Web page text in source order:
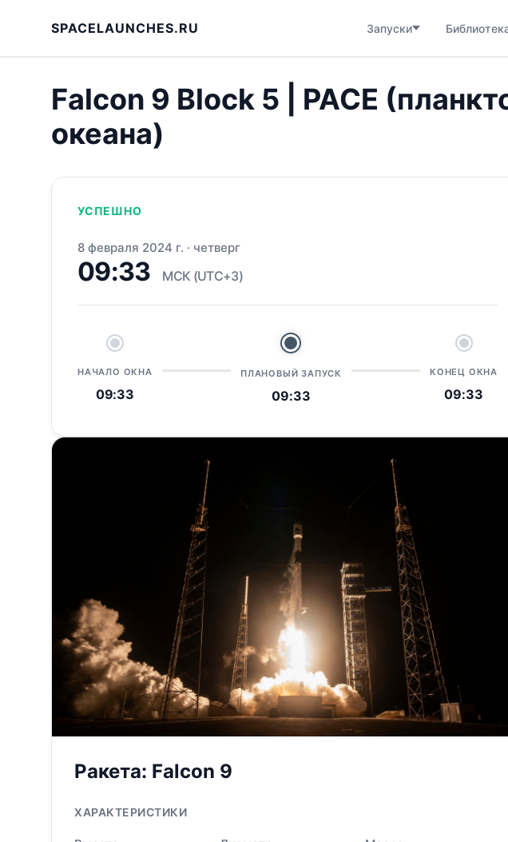
SPACELAUNCHES.RU Запуски
Falcon 9 Block 5 | PACE
океана)
УСПЕШНО
8 февраля 2024 г. · четверг
09:33 МСК (UTC+3)
НАЧАЛО ОКНА
09:33
ПЛАНОВЫЙ ЗАПУСК
09:33
КОНЕЦ ОКНА
09:33
Ракета: Falcon 9
ХАРАКТЕРИСТИКИ